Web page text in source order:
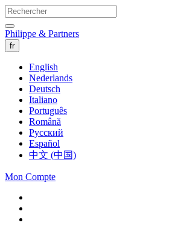
Philippe & Partners
fr
English
Nederlands
Deutsch
Italiano
Português
Română
Русский
Español
中文 (中国)
Mon Compte